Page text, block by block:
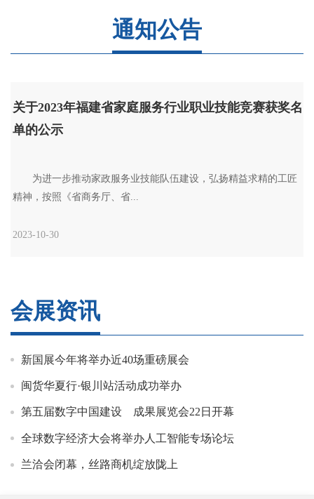
通知公告
关于2023年福建省家庭服务行业职业技能竞赛获奖名
单的公示
为进一步推动家政服务业技能队伍建设，弘扬精益求精的工匠
精神，按照《省商务厅、省...
2023-10-30
会展资讯
新国展今年将举办近40场重磅展会
闽货华夏行·银川站活动成功举办
第五届数字中国建设 成果展览会22日开幕
全球数字经济大会将举办人工智能专场论坛
兰洽会闭幕，丝路商机绽放陇上